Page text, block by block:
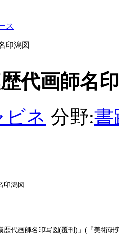
ス
印潟図
代画師名
ビネ 分野:書
印潟図
歴代画師名印写図(覆刊)」(『美術研